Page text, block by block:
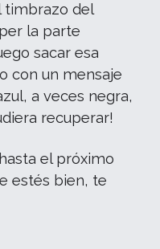
timbrazo del
la parte
sacar esa
con un mensaje
a veces negra,
recuperar!
el próximo
estés bien, te